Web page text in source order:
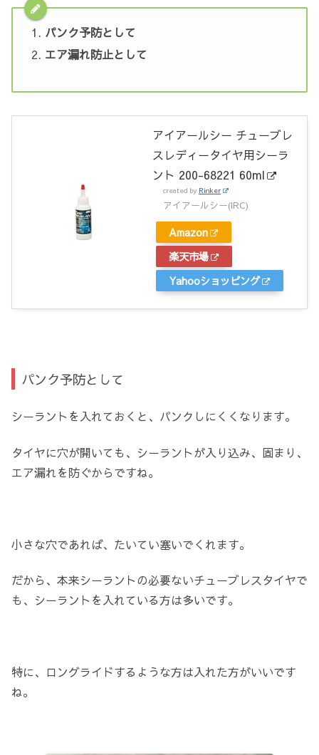
パンク予防として
エア漏れ防止として
アイアールシー チューブレ
スレディータイヤ用シーラ
ント 200-68221 60ml
created by Rinker
アイアールシー(IRC)
Amazon
楽天市場
Yahooショッピング
パンク予防として
シーラントを入れておくと、パンクしにくくなります。
タイヤに穴が開いても、シーラントが入り込み、固まり、
エア漏れを防ぐからですね。
小さな穴であれば、たいてい塞いでくれます。
だから、本来シーラントの必要ないチューブレスタイヤで
も、シーラントを入れている方は多いです。
特に、ロングライドするような方は入れた方がいいです
ね。